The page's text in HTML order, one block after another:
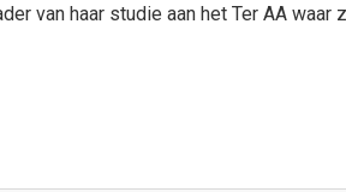
van haar studie aan het Ter AA